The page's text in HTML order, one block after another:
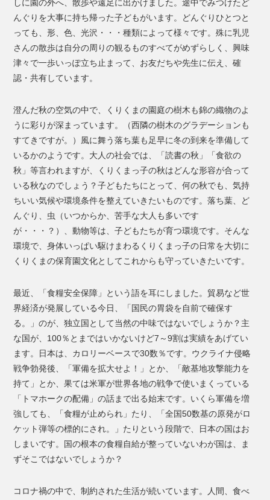
しに園の外へ、散歩や遠足に出かけました。途中でみつけたど
んぐりを大事に持ち帰った子どもがいます。どんぐりひとつと
っても、形、色、光沢・・・種類によって様々です。殊に乳児
さんの散歩は自分の周りの観るものすべてがめずらしく、興味
津々で一歩いっぽ立ち止まって、お友だちや先生に伝え、確
認・共有しています。
澄んだ秋の空気の中で、くりくまの園庭の樹木も錦の織物のよ
うに彩りが深まっています。（西隣の樹木のグラデーションも
すてきですが。）風に舞う落ち葉も足早に冬の到来を準備して
いるかのようです。大人の社会では、「読書の秋」「食欲の
秋」等言われますが、くりくまっ子の秋はどんな形容が合って
いる秋なのでしょう？子どもたちにとって、何の秋でも、気持
ちいい気候や環境条件を整えていきたいものです。落ち葉、ど
んぐり、虫（いつからか、苦手な大人も多いです
が・・・？）、動物等は、子どもたちが育つ環境です。そんな
環境で、身体いっぱい駆けまわるくりくまっ子の日常を大切に
くりくまの保育園文化としてこれからも守っていきたいです。
最近、「食糧安全保障」という語を耳にしました。貿易など世
界経済が発展している今日、「国民の胃袋を自前で確保す
る。」のが、独立国として当然の中味ではないでしょうか？主
な国が、100％とまではいかないけど7～9割は実績をあげてい
ます。日本は、カロリーベースで30数％です。ウクライナ侵略
戦争勃発後、「軍備を拡大せよ！」とか、「敵基地攻撃能力を
持て」とか、果ては米軍が世界各地の戦争で使いまくっている
「トマホークの配備」の話まで出る始末です。いくら軍備を増
強しても、「食糧が止められ」たり、「全国50数基の原発がロ
ケット弾等の標的にされ。」たりという段階で、日本の国はお
しまいです。国の根本の食糧自給が整っていないわが国は、ま
ずそこではないでしょうか？
コロナ禍の中で、制約された生活が続いています。人間、食べ